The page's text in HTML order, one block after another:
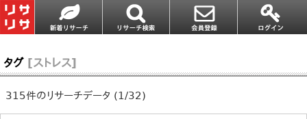
タグ [ストレス]
315件のリサーチデータ (1/32)